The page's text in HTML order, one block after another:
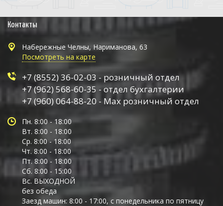
Контакты
Набережные Челны, Нариманова, 63
Посмотреть на карте
+7 (8552) 36-02-03 - розничный отдел
+7 (962) 568-60-35 - отдел бухгалтерии
+7 (960) 064-88-20 - Max розничный отдел
Пн. 8:00 - 18:00
Вт. 8:00 - 18:00
Ср. 8:00 - 18:00
Чт. 8:00 - 18:00
Пт. 8:00 - 18:00
Сб. 8:00 - 15:00
Вс. ВЫХОДНОЙ
без обеда
Заезд машин: 8:00 - 17:00, с понедельника по пятницу